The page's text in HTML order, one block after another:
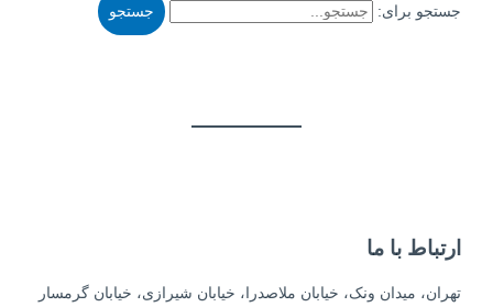
جستجو برای:
ارتباط با ما
تهران، میدان ونک، خیابان ملاصدرا، خیابان شیرازی، خیابان گرمسار